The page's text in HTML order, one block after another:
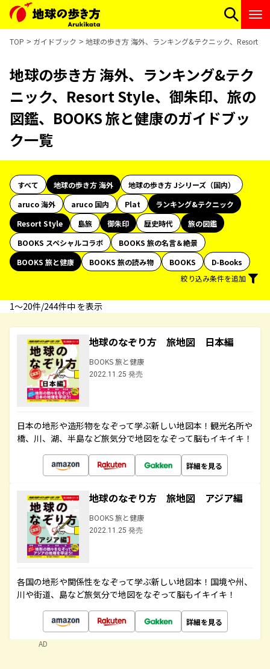
TOP ガイドブック 地球の歩き方 海外、ランキング&テクニック、Resort
地球の歩き方 海外、ランキング&テク
ニック、Resort Style、御朱印、旅の
図鑑、BOOKS 旅と健康のガイドブッ
ク一覧
すべて 地球の歩き方 海外
地球の歩き方 Jシリーズ（国内）
aruco 海外
aruco 国内 Plat
ランキング&テクニック
Resort Style
島旅 御朱印 歴史時代
旅の図鑑
BOOKS スペシャルコラボ
BOOKS 旅の名言＆絶景
BOOKS 旅と健康
BOOKS 旅の読み物 BOOKS
D-Books
絞り込み条件を追加
1〜20件/244件中 を表示
地球のなぞり方 旅地図 日本編
BOOKS 旅と健康
2022.11.25 発売
日本の地形や造形物をなぞって学ぶ新しい地図本！観光名所や
橋、川、湖、半島など旅気分で地図をなぞって脳もイキイキ！
詳細を見る
地球のなぞり方 旅地図 アジア編
BOOKS 旅と健康
2022.11.25 発売
各国の地形や関係性をなぞって学ぶ新しい地図本！国境や州、
川や街道、島など旅気分で地図をなぞって脳もイキイキ！
詳細を見る
AD